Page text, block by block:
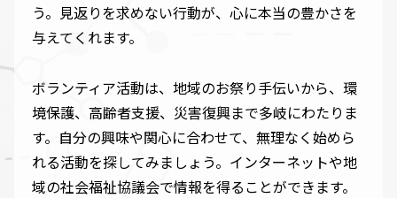
う。見返りを求めない行動が、心に本当の豊かさを
与えてくれます。
ボランティア活動は、地域のお祭り手伝いから、環
境保護、高齢者支援、災害復興まで多岐にわたりま
す。自分の興味や関心に合わせて、無理なく始めら
れる活動を探してみましょう。インターネットや地
域の社会福祉協議会で情報を得ることができます。